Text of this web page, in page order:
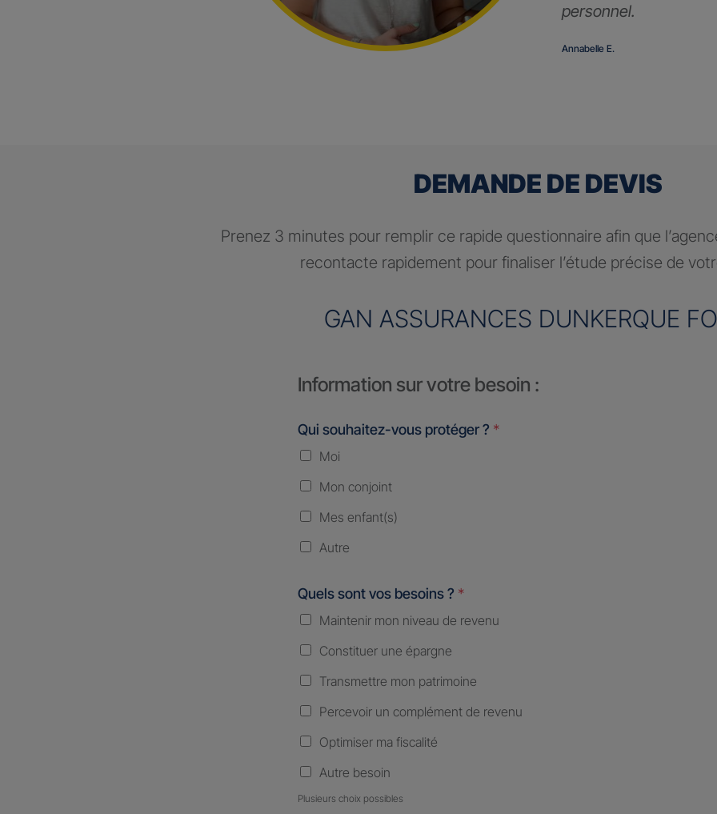
personnel.
Annabelle E.
DEMANDE DE DEVIS
Prenez 3 minutes pour remplir ce rapide questionnaire afin que
recontacte rapidement pour finaliser l’étude précise de
GAN ASSURANCES DUNKERQUE
Information sur votre besoin :
Qui souhaitez-vous protéger ? *
Moi
Mon conjoint
Mes enfant(s)
Autre
Quels sont vos besoins ? *
Maintenir mon niveau de revenu
Constituer une épargne
Transmettre mon patrimoine
Percevoir un complément de revenu
Optimiser ma fiscalité
Autre besoin
Plusieurs choix possibles